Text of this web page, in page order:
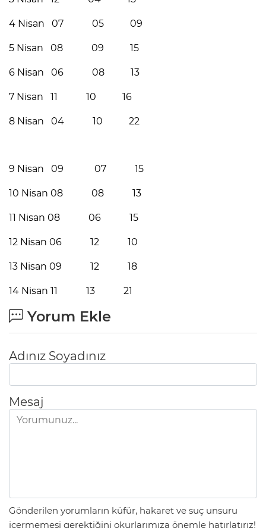
4 Nisan 07 05 09
5 Nisan 08 09 15
6 Nisan 06 08 13
7 Nisan 11 10 16
8 Nisan 04 10 22
9 Nisan 09 07 15
10 Nisan 08 08 13
11 Nisan 08 06 15
12 Nisan 06 12 10
13 Nisan 09 12 18
14 Nisan 11 13 21
Yorum Ekle
Adınız Soyadınız
Mesaj
Gönderilen yorumların küfür, hakaret ve suç unsuru
içermemesi gerektiğini okurlarımıza önemle hatırlatırız!